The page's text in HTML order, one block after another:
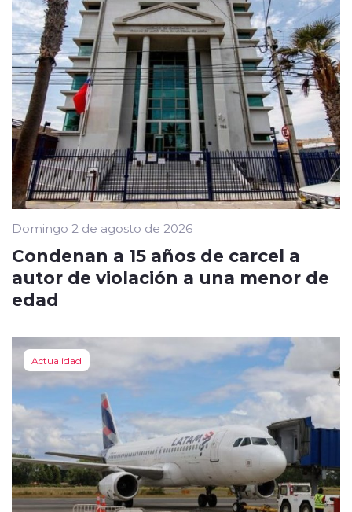
Domingo 2 de agosto de 2026
Condenan a 15 años de carcel a
autor de violación a una menor de
edad
Actualidad